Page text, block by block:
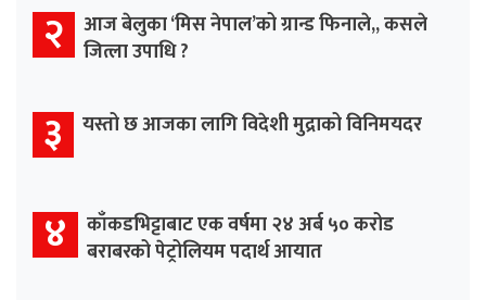
२ आज बेलुका ‘मिस नेपाल’को ग्रान्ड फिनाले,, कसले
जित्ला उपाधि ?
३ यस्तो छ आजका लागि विदेशी मुद्राको विनिमयदर
४ काँकडभिट्टाबाट एक वर्षमा २४ अर्ब ५० करोड
बराबरको पेट्रोलियम पदार्थ आयात